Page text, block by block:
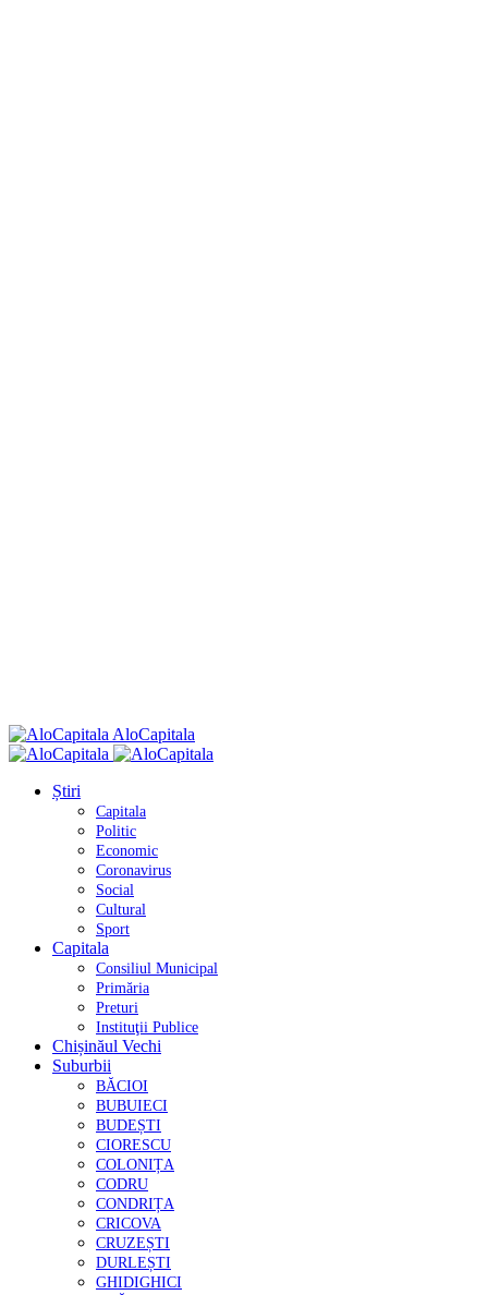
AloCapitala
Știri
Capitala
Politic
Economic
Coronavirus
Social
Cultural
Sport
Capitala
Consiliul Municipal
Primăria
Preturi
Instituţii Publice
Chișinăul Vechi
Suburbii
BĂCIOI
BUBUIECI
BUDEȘTI
CIORESCU
COLONIȚA
CODRU
CONDRIȚA
CRICOVA
CRUZEȘTI
DURLEȘTI
GHIDIGHICI